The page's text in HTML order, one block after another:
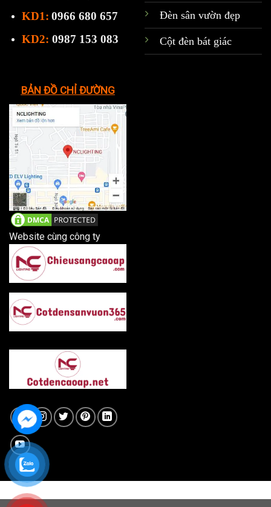
KD1: 0966 680 657
KD2: 0987 153 083
Đèn sân vườn đẹp
Cột đèn bát giác
BẢN ĐỒ CHỈ ĐƯỜNG
Website cùng công ty